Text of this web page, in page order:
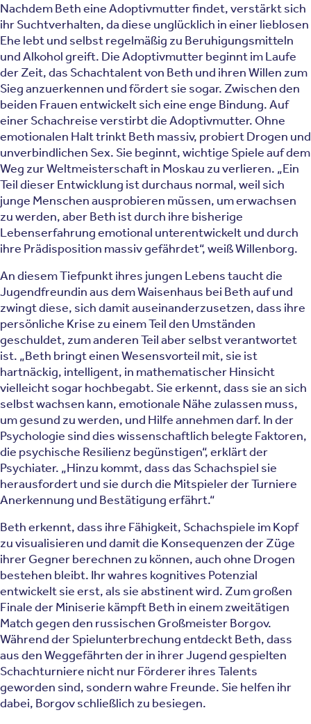
Nachdem Beth eine Adoptivmutter findet, verstärkt sich
ihr Suchtverhalten, da diese unglücklich in einer lieblosen
Ehe lebt und selbst regelmäßig zu Beruhigungsmitteln
und Alkohol greift. Die Adoptivmutter beginnt im Laufe
der Zeit, das Schachtalent von Beth und ihren Willen zum
Sieg anzuerkennen und fördert sie sogar. Zwischen den
beiden Frauen entwickelt sich eine enge Bindung. Auf
einer Schachreise verstirbt die Adoptivmutter. Ohne
emotionalen Halt trinkt Beth massiv, probiert Drogen und
unverbindlichen Sex. Sie beginnt, wichtige Spiele auf dem
Weg zur Weltmeisterschaft in Moskau zu verlieren. „Ein
Teil dieser Entwicklung ist durchaus normal, weil sich
junge Menschen ausprobieren müssen, um erwachsen
zu werden, aber Beth ist durch ihre bisherige
Lebenserfahrung emotional unterentwickelt und durch
ihre Prädisposition massiv gefährdet“, weiß Willenborg.
An diesem Tiefpunkt ihres jungen Lebens taucht die
Jugendfreundin aus dem Waisenhaus bei Beth auf und
zwingt diese, sich damit auseinanderzusetzen, dass ihre
persönliche Krise zu einem Teil den Umständen
geschuldet, zum anderen Teil aber selbst verantwortet
ist. „Beth bringt einen Wesensvorteil mit, sie ist
hartnäckig, intelligent, in mathematischer Hinsicht
vielleicht sogar hochbegabt. Sie erkennt, dass sie an sich
selbst wachsen kann, emotionale Nähe zulassen muss,
um gesund zu werden, und Hilfe annehmen darf. In der
Psychologie sind dies wissenschaftlich belegte Faktoren,
die psychische Resilienz begünstigen“, erklärt der
Psychiater. „Hinzu kommt, dass das Schachspiel sie
herausfordert und sie durch die Mitspieler der Turniere
Anerkennung und Bestätigung erfährt.“
Beth erkennt, dass ihre Fähigkeit, Schachspiele im Kopf
zu visualisieren und damit die Konsequenzen der Züge
ihrer Gegner berechnen zu können, auch ohne Drogen
bestehen bleibt. Ihr wahres kognitives Potenzial
entwickelt sie erst, als sie abstinent wird. Zum großen
Finale der Miniserie kämpft Beth in einem zweitätigen
Match gegen den russischen Großmeister Borgov.
Während der Spielunterbrechung entdeckt Beth, dass
aus den Weggefährten der in ihrer Jugend gespielten
Schachturniere nicht nur Förderer ihres Talents
geworden sind, sondern wahre Freunde. Sie helfen ihr
dabei, Borgov schließlich zu besiegen.